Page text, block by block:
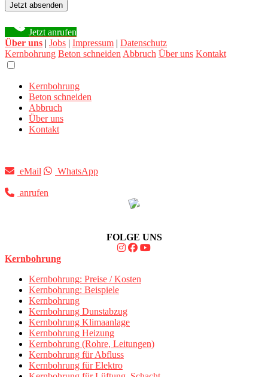
Jetzt absenden
Jetzt anrufen
Über uns | Jobs | Impressum | Datenschutz
Kernbohrung Beton schneiden Abbruch Über uns Kontakt
Kernbohrung
Beton schneiden
Abbruch
Über uns
Kontakt
eMail WhatsApp
anrufen
FOLGE UNS
Kernbohrung
Kernbohrung: Preise / Kosten
Kernbohrung: Beispiele
Kernbohrung
Kernbohrung Dunstabzug
Kernbohrung Klimaanlage
Kernbohrung Heizung
Kernbohrung (Rohre, Leitungen)
Kernbohrung für Abfluss
Kernbohrung für Elektro